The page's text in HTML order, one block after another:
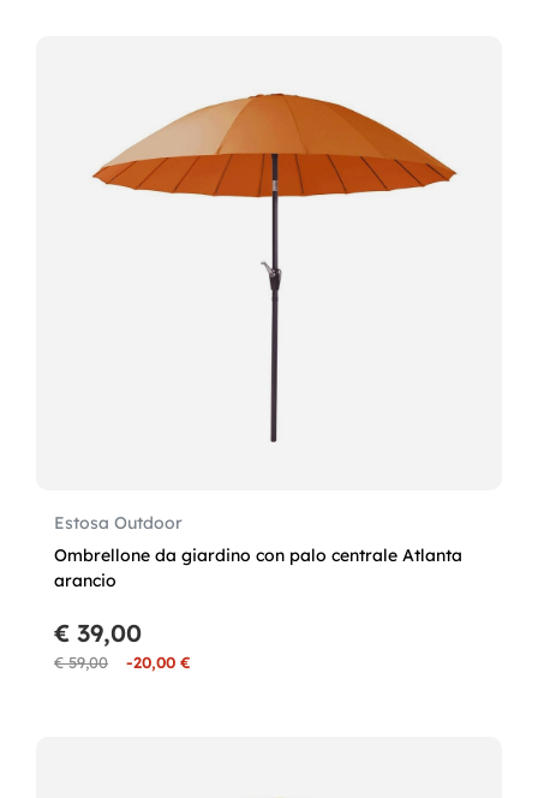
Estosa Outdoor
Ombrellone da giardino con palo centrale Atlanta
arancio
€ 59,00 -20,00 €
€ 39,00